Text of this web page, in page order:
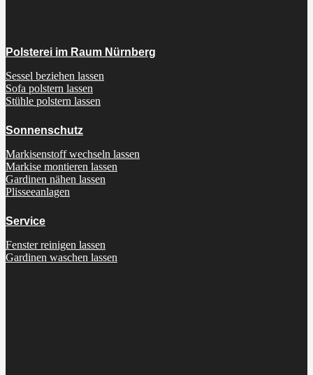
Polsterei im Raum Nürnberg
Sessel beziehen lassen
Sofa polstern lassen
Stühle polstern lassen
Sonnenschutz
Markisenstoff wechseln lassen
Markise montieren lassen
Gardinen nähen lassen
Plisseeanlagen
Service
Fenster reinigen lassen
Gardinen waschen lassen